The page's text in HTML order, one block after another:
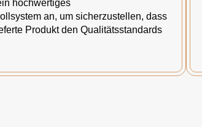
hochwertiges
an, um sicherzustellen, dass
Produkt den Qualitätsstandards